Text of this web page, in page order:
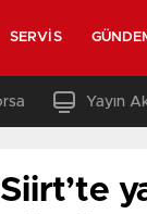
SERVIS
Yayın
Siirt’te